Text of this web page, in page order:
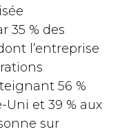
35 % des
l’entreprise
56 %
Uni et 39 % aux
sur